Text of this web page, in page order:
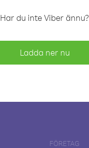
Har du inte Viber ännu?
Ladda ner nu
FÖRETAG